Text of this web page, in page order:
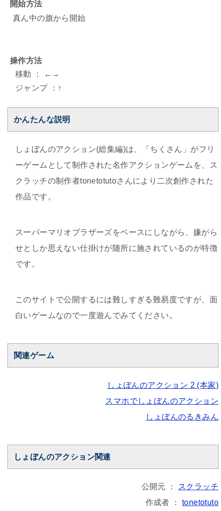
開始方法
真ん中の旗から開始
操作方法
移動 ： ←→
ジャンプ ：↑
かんたんな説明
しょぼんのアクション(総集編)は、「ちくさん」がフリ
ーゲームとして制作された名作アクションゲームを、ス
クラッチの制作者tonetotutoさんにより二次創作された
作品です。
スーパーマリオブラザーズをベースにしながら、嫌がら
せとしか思えない仕掛けが随所に施されているのが特徴
です。
このサイトで公開するには難しすぎる難易度ですが、面
白いゲームなので一度遊んでみてください。
関連ゲーム
しょぼんのアクション 2 (本家)
スマホでしょぼんのアクション
しょぼんのるきみん
しょぼんのアクション関連
公開元 ：
スクラッチ
作成者 ： tonetotuto